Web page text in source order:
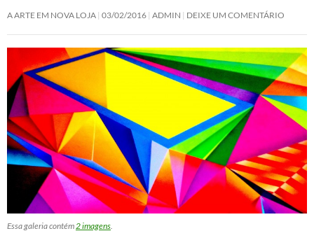
A ARTE EM NOVA LOJA 03/02/2016 ADMIN DEIXE UM COMENTÁRIO
Essa galeria contém2 imagens.